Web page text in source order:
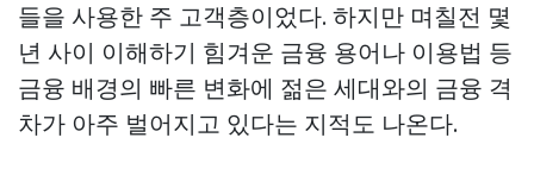
들을 사용한 주 고객층이었다. 하지만 며칠전 몇
년 사이 이해하기 힘겨운 금융 용어나 이용법 등
금융 배경의 빠른 변화에 젊은 세대와의 금융 격
차가 아주 벌어지고 있다는 지적도 나온다.